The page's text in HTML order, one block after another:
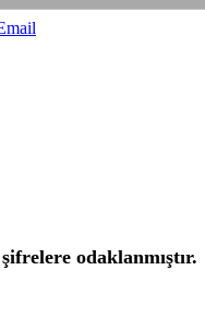
odaklanmıştır.